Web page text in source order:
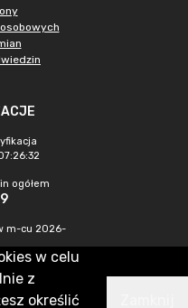
ogółem
m-cu 2026-
w celu
z
określić